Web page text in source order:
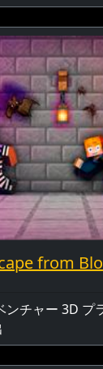
from
ンチャー 3D プ